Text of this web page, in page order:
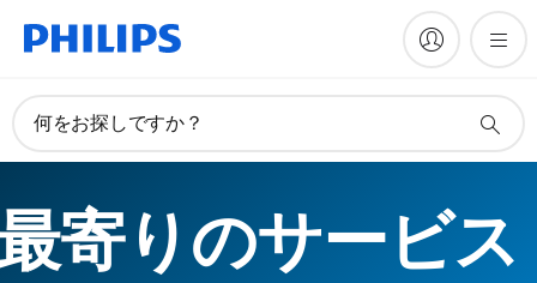
何をお探しですか？
寄りのサービス